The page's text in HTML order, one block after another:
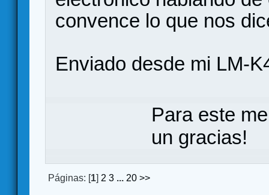
convence lo que nos
Enviado desde mi LM-
Para este
un gracias!
Páginas: [1] 2 3 ... 20 >>